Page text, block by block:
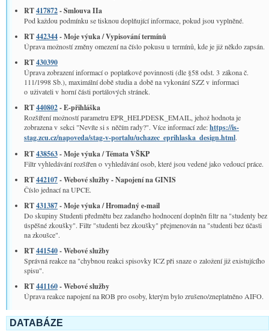
RT417872- Smlouva IIa
Pod každou podmínku se tisknou doplňující informace, pokud jsou vyplněné.
RT442344- Moje výuka / Vypisování termínů
Úprava možností změny omezení na číslo pokusu u termínů, kde je již někdo zapsán.
RT430390
Úprava zobrazení informací o poplatkové povinnosti (dle §58 odst. 3 zákona č.
111/1998 Sb.), maximální době studia a době na vykonání SZZ v informaci
o uživateli v horní části portálových stránek.
RT440802- E-přihláška
Rozšíření možností parametru EPR_HELPDESK_EMAIL, jehož hodnota je
zobrazena v sekci "Nevíte si s něčím rady?". Více informací zde:https://is-
stag.zcu.cz/napoveda/stag-v-portalu/uchazec_eprihlaska_design.html.
RT438563- Moje výuka / Témata VŠKP
Filtr vyhledávání rozšířen o vyhledávání osob, které jsou vedené jako vedoucí práce.
RT442107- Webové služby - Napojení na GINIS
Číslo jednací na UPCE.
RT431387- Moje výuka / Hromadný e-mail
Do skupiny Studenti předmětu bez zadaného hodnocení doplněn filtr na "studenty bez
úspěšné zkoušky". Filtr "studenti bez zkoušky" přejmenován na "studenti bez účasti
na zkoušce".
RT441540- Webové služby
Správná reakce na "chybnou reakci spisovky ICZ při snaze o založení již existujícího
spisu".
RT441160- Webové služby
Úprava reakce napojení na ROB pro osoby, kterým bylo zrušeno/zneplatněno AIFO.
DATABÁZE